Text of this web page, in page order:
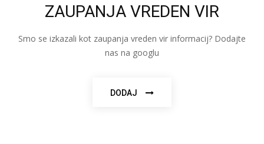
ZAUPANJA VREDEN VIR
Smo se izkazali kot zaupanja vreden vir informacij? Dodajte
nas na googlu
DODAJ